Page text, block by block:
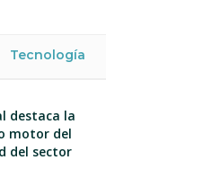
Tecnología
destaca la
motor del
del sector